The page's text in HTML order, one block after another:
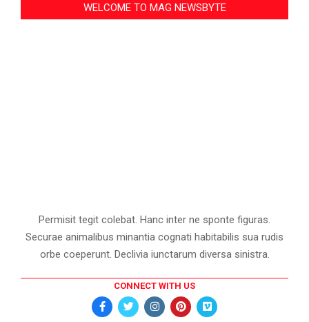
WELCOME TO MAG NEWSBYTE
Permisit tegit colebat. Hanc inter ne sponte figuras.
Securae animalibus minantia cognati habitabilis sua rudis
orbe coeperunt. Declivia iunctarum diversa sinistra.
CONNECT WITH US